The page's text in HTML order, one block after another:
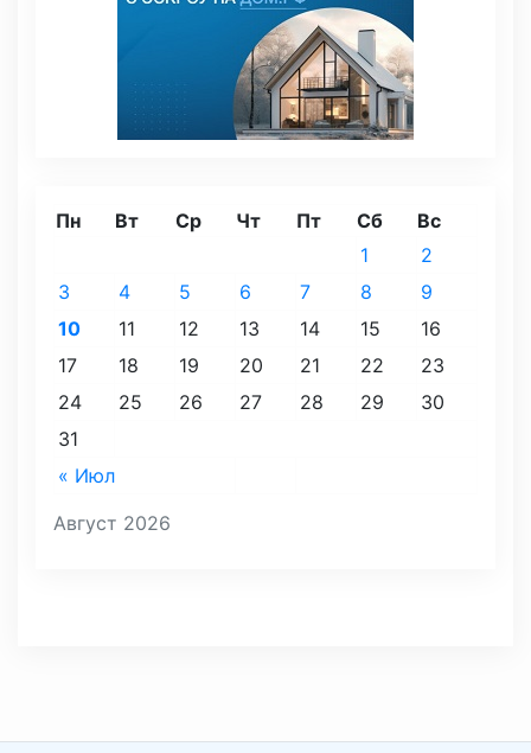
Август 2026
Пн Вт Ср Чт Пт Сб Вс
« Июл
1
2
3
4 5 6 7 8
9
10
11 12 13 14 15
16
17
18 19 20 21 22
23
24
25 26 27 28 29
30
31